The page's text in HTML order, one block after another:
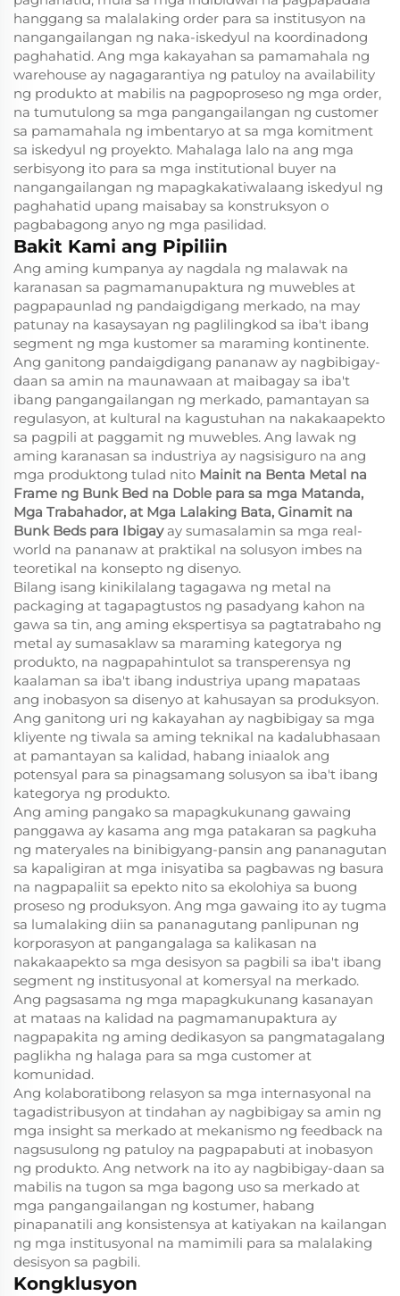
hanggang sa malalaking order para sa institusyon na
nangangailangan ng naka-iskedyul na koordinadong
paghahatid. Ang mga kakayahan sa pamamahala ng
warehouse ay nagagarantiya ng patuloy na availability
ng produkto at mabilis na pagpoproseso ng mga order,
na tumutulong sa mga pangangailangan ng customer
sa pamamahala ng imbentaryo at sa mga komitment
sa iskedyul ng proyekto. Mahalaga lalo na ang mga
serbisyong ito para sa mga institutional buyer na
nangangailangan ng mapagkakatiwalaang iskedyul ng
paghahatid upang maisabay sa konstruksyon o
pagbabagong anyo ng mga pasilidad.
Bakit Kami ang Pipiliin
Ang aming kumpanya ay nagdala ng malawak na
karanasan sa pagmamanupaktura ng muwebles at
pagpapaunlad ng pandaigdigang merkado, na may
patunay na kasaysayan ng paglilingkod sa iba't ibang
segment ng mga kustomer sa maraming kontinente.
Ang ganitong pandaigdigang pananaw ay nagbibigay-
daan sa amin na maunawaan at maibagay sa iba't
ibang pangangailangan ng merkado, pamantayan sa
regulasyon, at kultural na kagustuhan na nakakaapekto
sa pagpili at paggamit ng muwebles. Ang lawak ng
aming karanasan sa industriya ay nagsisiguro na ang
mga produktong tulad nito Mainit na Benta Metal na
Frame ng Bunk Bed na Doble para sa mga Matanda,
Mga Trabahador, at Mga Lalaking Bata, Ginamit na
Bunk Beds para Ibigay ay sumasalamin sa mga real-
world na pananaw at praktikal na solusyon imbes na
teoretikal na konsepto ng disenyo.
Bilang isang kinikilalang tagagawa ng metal na
packaging at tagapagtustos ng pasadyang kahon na
gawa sa tin, ang aming ekspertisya sa pagtatrabaho ng
metal ay sumasaklaw sa maraming kategorya ng
produkto, na nagpapahintulot sa transperensya ng
kaalaman sa iba't ibang industriya upang mapataas
ang inobasyon sa disenyo at kahusayan sa produksyon.
Ang ganitong uri ng kakayahan ay nagbibigay sa mga
kliyente ng tiwala sa aming teknikal na kadalubhasaan
at pamantayan sa kalidad, habang iniaalok ang
potensyal para sa pinagsamang solusyon sa iba't ibang
kategorya ng produkto.
Ang aming pangako sa mapagkukunang gawaing
panggawa ay kasama ang mga patakaran sa pagkuha
ng materyales na binibigyang-pansin ang pananagutan
sa kapaligiran at mga inisyatiba sa pagbawas ng basura
na nagpapaliit sa epekto nito sa ekolohiya sa buong
proseso ng produksyon. Ang mga gawaing ito ay tugma
sa lumalaking diin sa pananagutang panlipunan ng
korporasyon at pangangalaga sa kalikasan na
nakakaapekto sa mga desisyon sa pagbili sa iba't ibang
segment ng institusyonal at komersyal na merkado.
Ang pagsasama ng mga mapagkukunang kasanayan
at mataas na kalidad na pagmamanupaktura ay
nagpapakita ng aming dedikasyon sa pangmatagalang
paglikha ng halaga para sa mga customer at
komunidad.
Ang kolaboratibong relasyon sa mga internasyonal na
tagadistribusyon at tindahan ay nagbibigay sa amin ng
mga insight sa merkado at mekanismo ng feedback na
nagsusulong ng patuloy na pagpapabuti at inobasyon
ng produkto. Ang network na ito ay nagbibigay-daan sa
mabilis na tugon sa mga bagong uso sa merkado at
mga pangangailangan ng kostumer, habang
pinapanatili ang konsistensya at katiyakan na kailangan
ng mga institusyonal na mamimili para sa malalaking
desisyon sa pagbili.
Kongklusyon